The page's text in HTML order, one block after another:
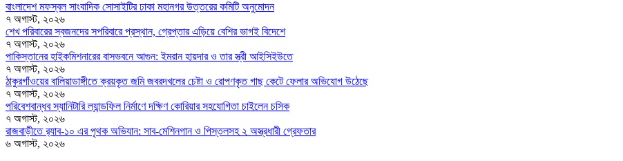
বাংলাদেশ মফস্বল সাংবাদিক সোসাইটির ঢাকা মহানগর উত্তরের কমিটি অনুমোদন
৭ অগাস্ট, ২০২৬
শেখ পরিবারের স্বজনদের সপরিবারে প্রস্থান, গ্রেপ্তার এড়িয়ে বেশির ভাগই বিদেশে
৭ অগাস্ট, ২০২৬
পাকিস্তানের হাইকমিশনারের বাসভবনে আগুন: ইমরান হায়দার ও তার স্ত্রী আইসিইউতে
৭ অগাস্ট, ২০২৬
ঠাকুরগাঁওয়ের বালিয়াডাঙ্গীতে ক্রয়কৃত জমি জবরদখলের চেষ্টা ও রোপণকৃত গাছ কেটে ফেলার অভিযোগ উঠেছে
৭ অগাস্ট, ২০২৬
পরিবেশবান্ধব স্যানিটারি ল্যান্ডফিল নির্মাণে দক্ষিণ কোরিয়ার সহযোগিতা চাইলেন চসিক
৭ অগাস্ট, ২০২৬
রাজবাড়ীতে র‍্যাব-১০ এর পৃথক অভিযান: সাব-মেশিনগান ও পিস্তলসহ ২ অস্ত্রধারী গ্রেফতার
৬ অগাস্ট, ২০২৬